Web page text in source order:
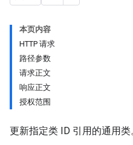
本页内容
HTTP 请求
路径参数
请求正文
响应正文
授权范围
更新指定类 ID 引用的通用类